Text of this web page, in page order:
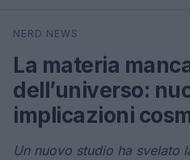
Cerca
NERD NEWS
La materia
dell’universo:
implicazioni
Un nuovo studio ha svelato